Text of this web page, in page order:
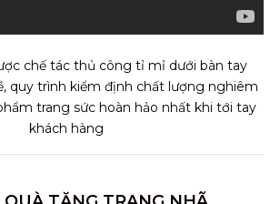
chế tác thủ công tỉ mỉ dưới bàn tay
quy trình kiểm định chất lượng nghiêm
trang sức hoàn hảo nhất khi tới tay
khách hàng